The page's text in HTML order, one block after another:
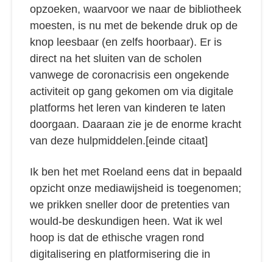
opzoeken, waarvoor we naar de bibliotheek
moesten, is nu met de bekende druk op de
knop leesbaar (en zelfs hoorbaar). Er is
direct na het sluiten van de scholen
vanwege de coronacrisis een ongekende
activiteit op gang gekomen om via digitale
platforms het leren van kinderen te laten
doorgaan. Daaraan zie je de enorme kracht
van deze hulpmiddelen.[einde citaat]
Ik ben het met Roeland eens dat in bepaald
opzicht onze mediawijsheid is toegenomen;
we prikken sneller door de pretenties van
would-be deskundigen heen. Wat ik wel
hoop is dat de ethische vragen rond
digitalisering en platformisering die in